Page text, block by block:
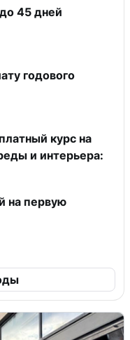
45 дней
годового
курс на
и интерьера:
на первую